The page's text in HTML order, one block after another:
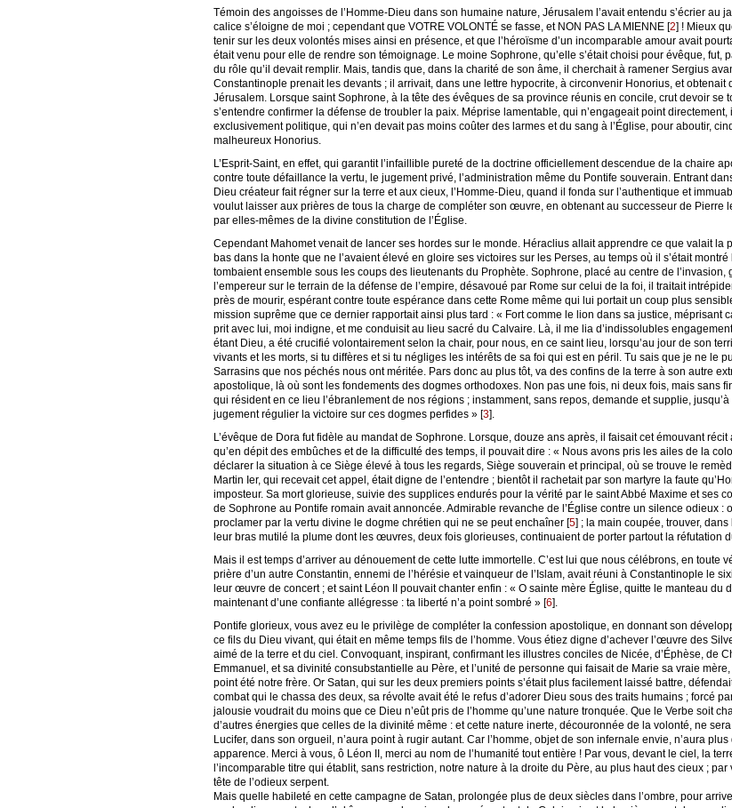
Témoin des angoisses de l’Homme-Dieu dans son humaine nature, Jérusalem l’avait entendu s’écrier au
calice s’éloigne de moi ; cependant que VOTRE VOLONTÉ se fasse, et NON PAS LA MIENNE [2] ! Mieux
tenir sur les deux volontés mises ainsi en présence, et que l’héroïsme d’un incomparable amour avait
était venu pour elle de rendre son témoignage. Le moine Sophrone, qu’elle s’était choisi pour évêque, fut,
du rôle qu’il devait remplir. Mais, tandis que, dans la charité de son âme, il cherchait à ramener Sergius
Constantinople prenait les devants ; il arrivait, dans une lettre hypocrite, à circonvenir Honorius, et obtenait
Jérusalem. Lorsque saint Sophrone, à la tête des évêques de sa province réunis en concile, crut devoir se
s’entendre confirmer la défense de troubler la paix. Méprise lamentable, qui n’engageait point
exclusivement politique, qui n’en devait pas moins coûter des larmes et du sang à l’Église, pour aboutir,
malheureux Honorius.
L’Esprit-Saint, en effet, qui garantit l’infaillible pureté de la doctrine officiellement descendue de la chaire
contre toute défaillance la vertu, le jugement privé, l’administration même du Pontife souverain. Entrant
Dieu créateur fait régner sur la terre et aux cieux, l’Homme-Dieu, quand il fonda sur l’authentique et
voulut laisser aux prières de tous la charge de compléter son œuvre, en obtenant au successeur de Pierre
par elles-mêmes de la divine constitution de l’Église.
Cependant Mahomet venait de lancer ses hordes sur le monde. Héraclius allait apprendre ce que valait la
bas dans la honte que ne l’avaient élevé en gloire ses victoires sur les Perses, au temps où il s’était
tombaient ensemble sous les coups des lieutenants du Prophète. Sophrone, placé au centre de l’invasion,
l’empereur sur le terrain de la défense de l’empire, désavoué par Rome sur celui de la foi, il traitait
près de mourir, espérant contre toute espérance dans cette Rome même qui lui portait un coup plus
mission suprême que ce dernier rapportait ainsi plus tard : « Fort comme le lion dans sa justice, méprisant
prit avec lui, moi indigne, et me conduisit au lieu sacré du Calvaire. Là, il me lia d’indissolubles
étant Dieu, a été crucifié volontairement selon la chair, pour nous, en ce saint lieu, lorsqu’au jour de son
vivants et les morts, si tu diffères et si tu négliges les intérêts de sa foi qui est en péril. Tu sais que je ne le
Sarrasins que nos péchés nous ont méritée. Pars donc au plus tôt, va des confins de la terre à son autre
apostolique, là où sont les fondements des dogmes orthodoxes. Non pas une fois, ni deux fois, mais sans
qui résident en ce lieu l’ébranlement de nos régions ; instamment, sans repos, demande et supplie,
jugement régulier la victoire sur ces dogmes perfides » [3].
L’évêque de Dora fut fidèle au mandat de Sophrone. Lorsque, douze ans après, il faisait cet émouvant
qu’en dépit des embûches et de la difficulté des temps, il pouvait dire : « Nous avons pris les ailes de la
déclarer la situation à ce Siège élevé à tous les regards, Siège souverain et principal, où se trouve le
Martin Ier, qui recevait cet appel, était digne de l’entendre ; bientôt il rachetait par son martyre la faute
imposteur. Sa mort glorieuse, suivie des supplices endurés pour la vérité par le saint Abbé Maxime et ses
de Sophrone au Pontife romain avait annoncée. Admirable revanche de l’Église contre un silence odieux :
proclamer par la vertu divine le dogme chrétien qui ne se peut enchaîner [5] ; la main coupée, trouver,
leur bras mutilé la plume dont les œuvres, deux fois glorieuses, continuaient de porter partout la réfutation
Mais il est temps d’arriver au dénouement de cette lutte immortelle. C’est lui que nous célébrons, en toute
prière d’un autre Constantin, ennemi de l’hérésie et vainqueur de l’Islam, avait réuni à Constantinople le
leur œuvre de concert ; et saint Léon II pouvait chanter enfin : « O sainte mère Église, quitte le manteau du
maintenant d’une confiante allégresse : ta liberté n’a point sombré » [6].
Pontife glorieux, vous avez eu le privilège de compléter la confession apostolique, en donnant son
ce fils du Dieu vivant, qui était en même temps fils de l’homme. Vous étiez digne d’achever l’œuvre des
aimé de la terre et du ciel. Convoquant, inspirant, confirmant les illustres conciles de Nicée, d’Éphèse, de
Emmanuel, et sa divinité consubstantielle au Père, et l’unité de personne qui faisait de Marie sa vraie
point été notre frère. Or Satan, qui sur les deux premiers points s’était plus facilement laissé battre,
combat qui le chassa des deux, sa révolte avait été le refus d’adorer Dieu sous des traits humains ; forcé
jalousie voudrait du moins que ce Dieu n’eût pris de l’homme qu’une nature tronquée. Que le Verbe soit
d’autres énergies que celles de la divinité même : et cette nature inerte, découronnée de la volonté, ne
Lucifer, dans son orgueil, n’aura point à rugir autant. Car l’homme, objet de son infernale envie, n’aura
apparence. Merci à vous, ô Léon II, merci au nom de l’humanité tout entière ! Par vous, devant le ciel, la
l’incomparable titre qui établit, sans restriction, notre nature à la droite du Père, au plus haut des cieux ;
tête de l’odieux serpent.
Mais quelle habileté en cette campagne de Satan, prolongée plus de deux siècles dans l’ombre, pour